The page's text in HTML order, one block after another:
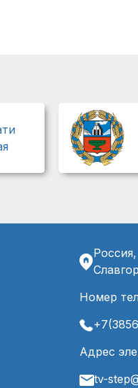
Номер
Адрес
tv-